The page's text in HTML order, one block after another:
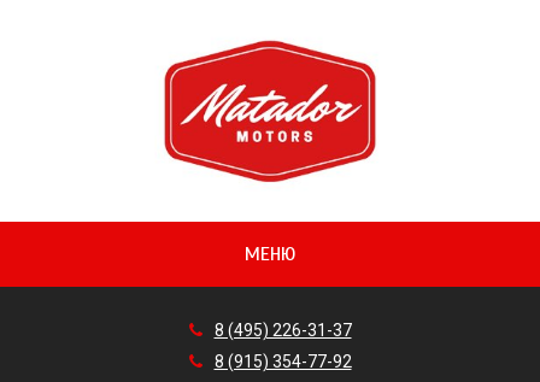
МЕНЮ
8 (495) 226-31-37
8 (915) 354-77-92